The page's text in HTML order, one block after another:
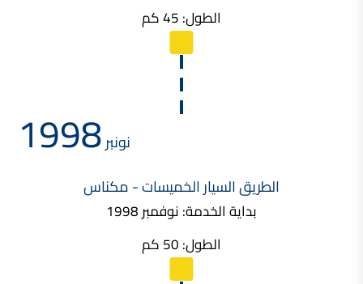
الطول: 45 كم
نونبر1998
الطريق السيار الخميسات - مكناس
بداية الخدمة: نوفمبر 1998
الطول: 50 كم